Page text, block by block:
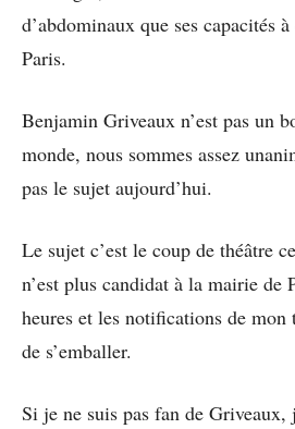
d’abdominaux que ses capacités
Paris.
Benjamin Griveaux n’est pas un
monde, nous sommes assez
pas le sujet aujourd’hui.
Le sujet c’est le coup de théâtre
n’est plus candidat à la mairie de
heures et les notifications de mon
de s’emballer.
Si je ne suis pas fan de Griveaux,